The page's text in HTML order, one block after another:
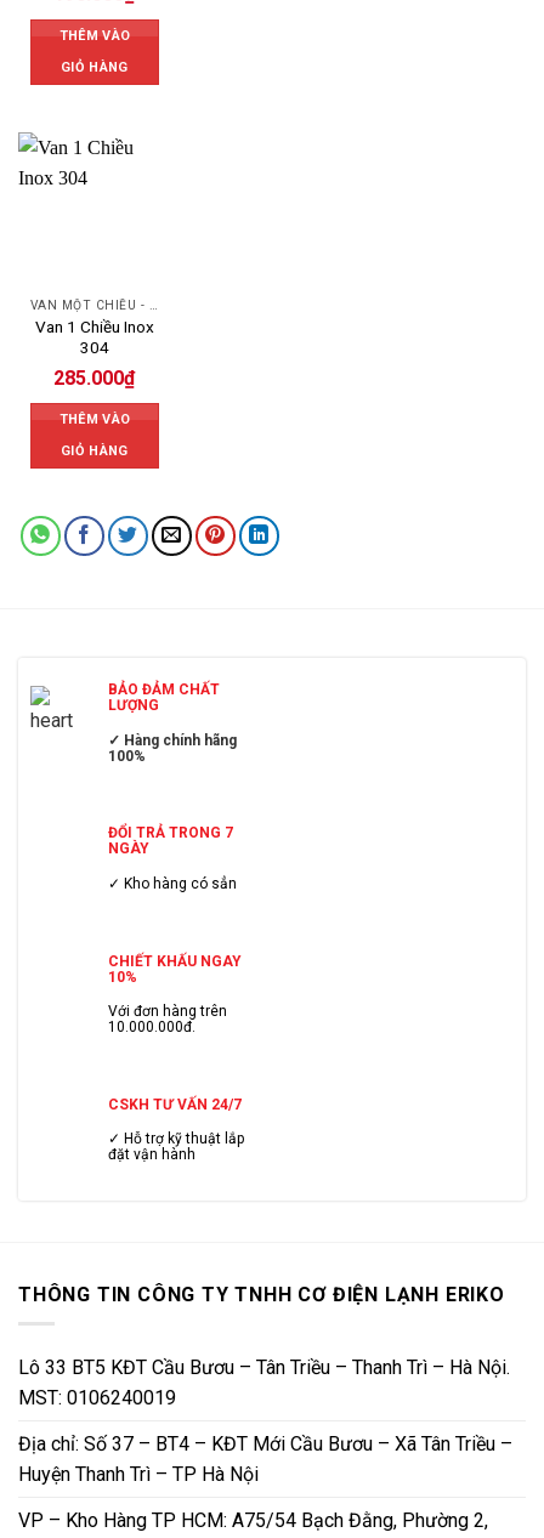
THÊM VÀO
GIỎ HÀNG
Van 1 Chiều Inox
304
285.000₫
THÊM VÀO
GIỎ HÀNG
BẢO ĐẢM CHẤT
LƯỢNG
✓ Hàng chính hãng
100%
ĐỔI TRẢ TRONG 7
NGÀY
✓ Kho hàng có sẳn
CHIẾT KHẤU NGAY
10%
Với đơn hàng trên
10.000.000đ.
CSKH TƯ VẤN 24/7
✓ Hỗ trợ kỹ thuật lắp
đặt vận hành
THÔNG TIN CÔNG TY TNHH CƠ ĐIỆN LẠNH ERIKO
Lô 33 BT5 KĐT Cầu Bươu – Tân Triều – Thanh Trì – Hà Nội.
MST: 0106240019
Địa chỉ: Số 37 – BT4 – KĐT Mới Cầu Bươu – Xã Tân Triều –
Huyện Thanh Trì – TP Hà Nội
VP – Kho Hàng TP HCM: A75/54 Bạch Đằng, Phường 2,